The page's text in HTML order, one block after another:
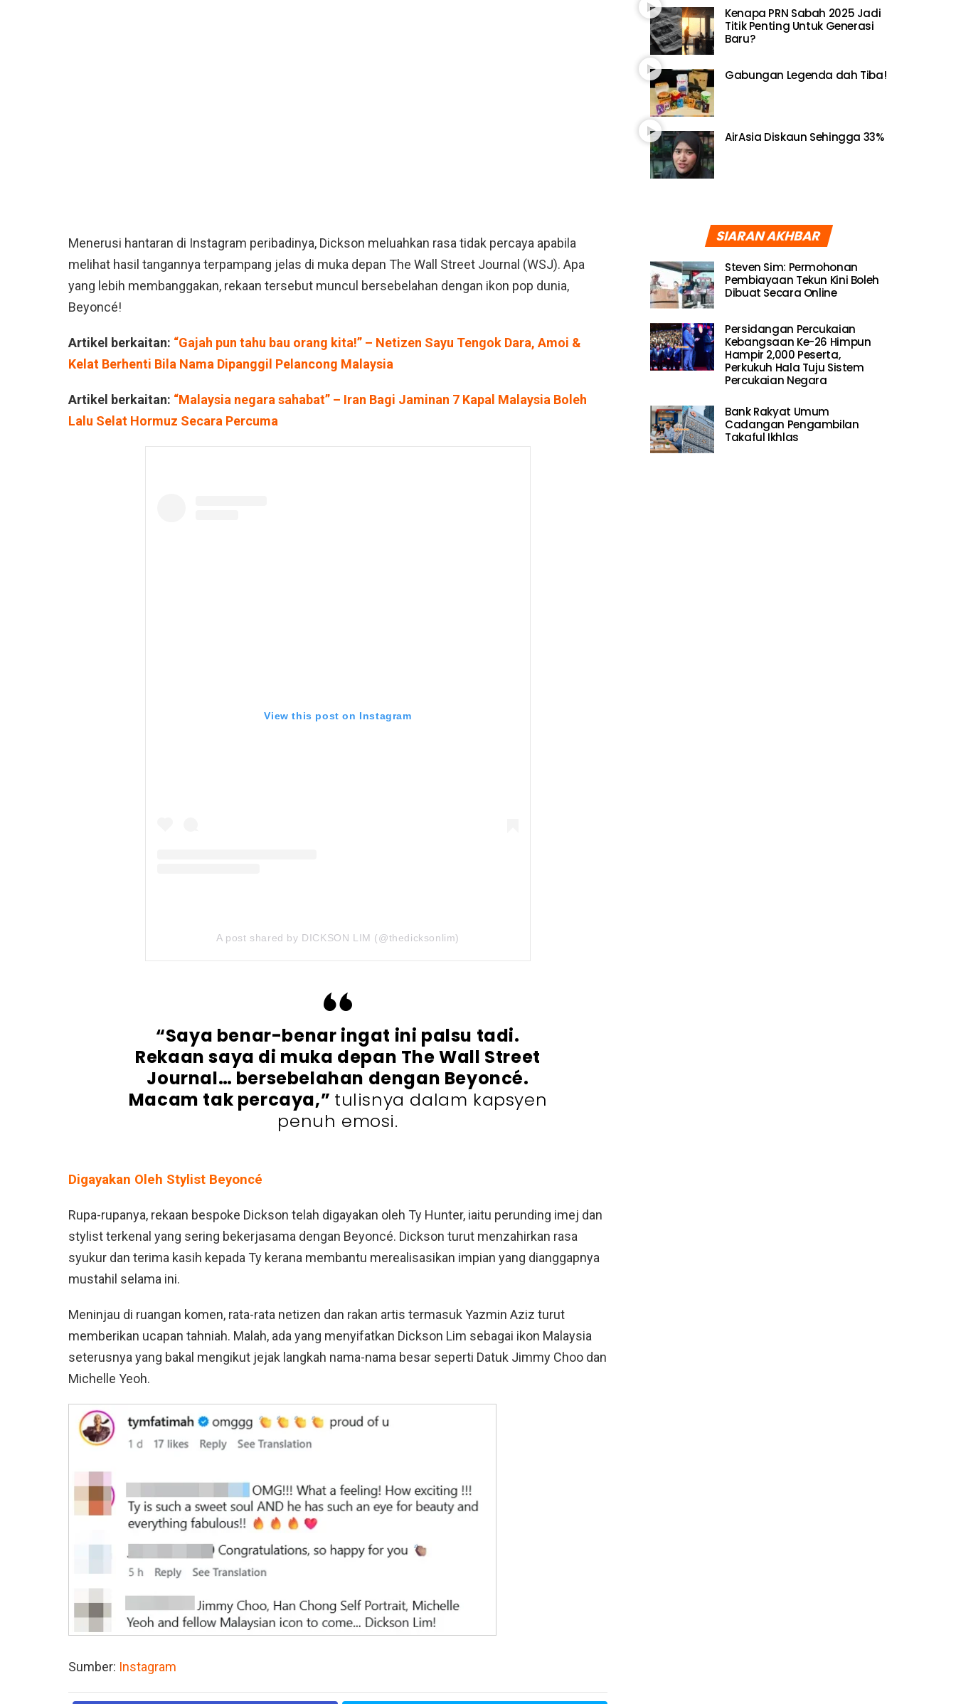
Menerusi hantaran di Instagram peribadinya, Dickson meluahkan rasa tidak percaya apabila
melihat hasil tangannya terpampang jelas di muka depan The Wall Street Journal (WSJ). Apa
yang lebih membanggakan, rekaan tersebut muncul bersebelahan dengan ikon pop dunia,
Beyoncé!
Artikel berkaitan: “Gajah pun tahu bau orang kita!” – Netizen Sayu Tengok Dara, Amoi &
Kelat Berhenti Bila Nama Dipanggil Pelancong Malaysia
Artikel berkaitan: “Malaysia negara sahabat” – Iran Bagi Jaminan 7 Kapal Malaysia Boleh
Lalu Selat Hormuz Secara Percuma
View this post on Instagram
A post shared by DICKSON LIM (@thedicksonlim)
“Saya benar-benar ingat ini palsu tadi.
Rekaan saya di muka depan The Wall Street
Journal… bersebelahan dengan Beyoncé.
Macam tak percaya,” tulisnya dalam kapsyen
penuh emosi.
Digayakan Oleh Stylist Beyoncé
Rupa-rupanya, rekaan bespoke Dickson telah digayakan oleh Ty Hunter, iaitu perunding imej dan
stylist terkenal yang sering bekerjasama dengan Beyoncé. Dickson turut menzahirkan rasa
syukur dan terima kasih kepada Ty kerana membantu merealisasikan impian yang dianggapnya
mustahil selama ini.
Meninjau di ruangan komen, rata-rata netizen dan rakan artis termasuk Yazmin Aziz turut
memberikan ucapan tahniah. Malah, ada yang menyifatkan Dickson Lim sebagai ikon Malaysia
seterusnya yang bakal mengikut jejak langkah nama-nama besar seperti Datuk Jimmy Choo dan
Michelle Yeoh.
Sumber: Instagram
Kenapa PRN Sabah 2025 Jadi
Titik Penting Untuk Generasi
Baru?
Gabungan Legenda dah Tiba!
AirAsia Diskaun Sehingga 33%
SIARAN AKHBAR
Steven Sim: Permohonan
Pembiayaan Tekun Kini Boleh
Dibuat Secara Online
Persidangan Percukaian
Kebangsaan Ke-26 Himpun
Hampir 2,000 Peserta,
Perkukuh Hala Tuju Sistem
Percukaian Negara
Bank Rakyat Umum
Cadangan Pengambilan
Takaful Ikhlas